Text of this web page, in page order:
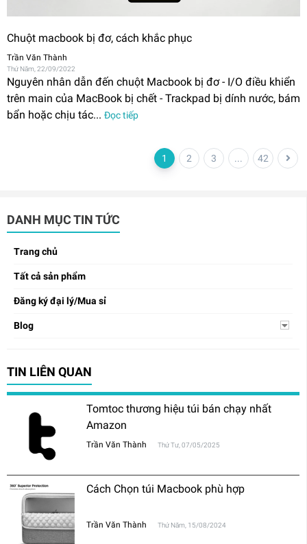
DANH MỤC TIN TỨC
Trang chủ
Tất cả sản phẩm
Đăng ký đại lý/Mua sỉ
Blog
TIN LIÊN QUAN
Tomtoc thương hiệu túi bán chạy nhất
Amazon
Trần Văn Thành Thứ Tư, 07/05/2025
Cách Chọn túi Macbook phù hợp
Trần Văn Thành Thứ Năm, 15/08/2024
Chuột macbook bị đơ, cách khắc phục
Trần Văn Thành
Thứ Năm, 22/09/2022
Nguyên nhân dẫn đến chuột Macbook bị đơ - I/O điều khiển
trên main của MacBook bị chết - Trackpad bị dính nước, bám
bẩn hoặc chịu tác... Đọc tiếp
1 2 3 ... 42